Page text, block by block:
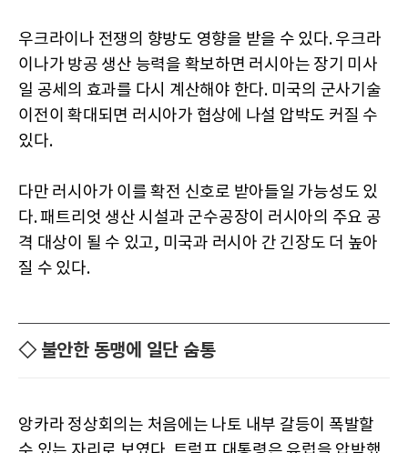
우크라이나 전쟁의 향방도 영향을 받을 수 있다. 우크라
이나가 방공 생산 능력을 확보하면 러시아는 장기 미사
일 공세의 효과를 다시 계산해야 한다. 미국의 군사기술
이전이 확대되면 러시아가 협상에 나설 압박도 커질 수
있다.
다만 러시아가 이를 확전 신호로 받아들일 가능성도 있
다. 패트리엇 생산 시설과 군수공장이 러시아의 주요 공
격 대상이 될 수 있고, 미국과 러시아 간 긴장도 더 높아
질 수 있다.
◇ 불안한 동맹에 일단 숨통
앙카라 정상회의는 처음에는 나토 내부 갈등이 폭발할